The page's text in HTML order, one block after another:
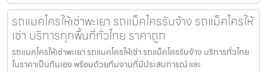
รถแมคโครให้เช่าพะเยา รถแม็คโครรับจ้าง รถแม็คโครให้
เช่า บริการทุกพื้นที่ทั่วไทย ราคาถูก
รถแมคโครให้เช่าพะเยา รถแมคโครให้เช่า รถแม็คโครรับจ้าง บริการทั่วไทย
ในราคาเป็นกันเอง พร้อมด้วยทีมงานที่มีประสบการณ์ และ